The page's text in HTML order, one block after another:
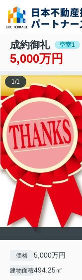
成約御礼 空室1
5,000万円
1 /1
価格 5,000万円
建物面積494.25㎡